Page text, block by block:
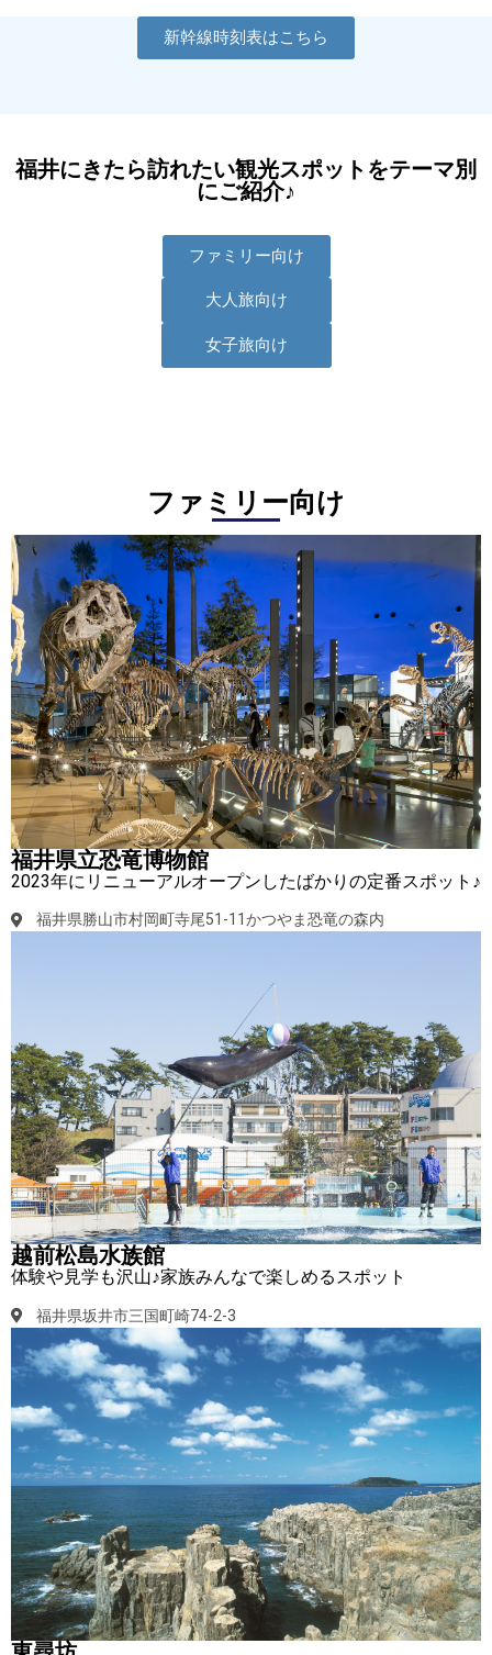
新幹線時刻表はこちら
福井にきたら訪れたい観光スポットをテーマ別
にご紹介♪
ファミリー向け
大人旅向け
女子旅向け
ファミリー向け
福井県立恐竜博物館
2023年にリニューアルオープンしたばかりの定番スポット♪
福井県勝山市村岡町寺尾51-11かつやま恐竜の森内
越前松島水族館
体験や見学も沢山♪家族みんなで楽しめるスポット
福井県坂井市三国町崎74-2-3